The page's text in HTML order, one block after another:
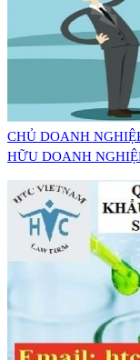
CHỦ DOANH
HỮU DOANH